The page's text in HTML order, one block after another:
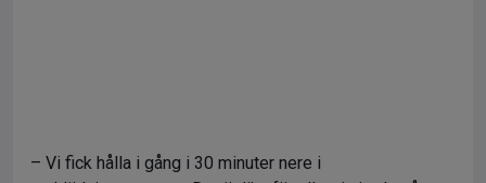
– Vi fick hålla i gång i 30 minuter nere i